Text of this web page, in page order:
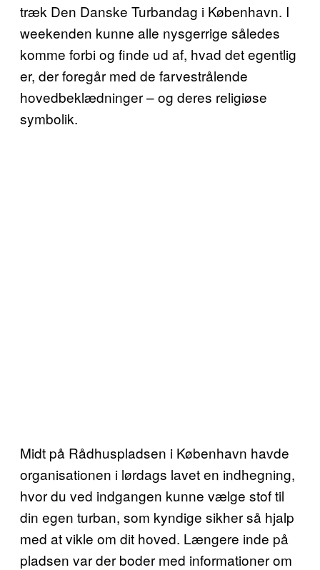
træk Den Danske Turbandag i København. I
weekenden kunne alle nysgerrige således
komme forbi og finde ud af, hvad det egentlig
er, der foregår med de farvestrålende
hovedbeklædninger – og deres religiøse
symbolik.
Midt på Rådhuspladsen i København havde
organisationen i lørdags lavet en indhegning,
hvor du ved indgangen kunne vælge stof til
din egen turban, som kyndige sikher så hjalp
med at vikle om dit hoved. Længere inde på
pladsen var der boder med informationer om